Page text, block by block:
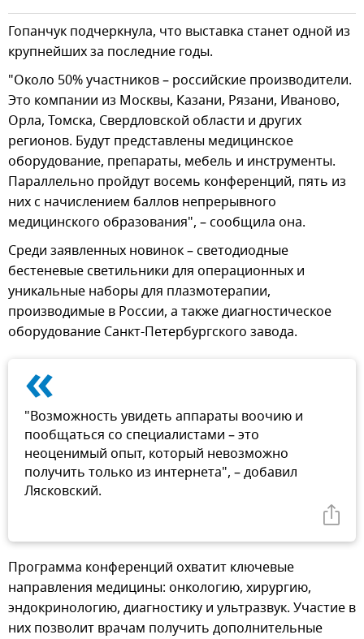
Гопанчук подчеркнула, что выставка станет одной из
крупнейших за последние годы.
"Около 50% участников – российские производители.
Это компании из Москвы, Казани, Рязани, Иваново,
Орла, Томска, Свердловской области и других
регионов. Будут представлены медицинское
оборудование, препараты, мебель и инструменты.
Параллельно пройдут восемь конференций, пять из
них с начислением баллов непрерывного
медицинского образования", – сообщила она.
Среди заявленных новинок – светодиодные
бестеневые светильники для операционных и
уникальные наборы для плазмотерапии,
производимые в России, а также диагностическое
оборудование Санкт-Петербургского завода.
«
"Возможность увидеть аппараты воочию и
пообщаться со специалистами – это
неоценимый опыт, который невозможно
получить только из интернета", – добавил
Лясковский.
Программа конференций охватит ключевые
направления медицины: онкологию, хирургию,
эндокринологию, диагностику и ультразвук. Участие в
них позволит врачам получить дополнительные